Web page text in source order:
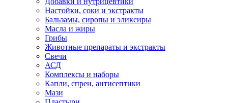
Настойки, соки и экстракты
Бальзамы, сиропы и эликсиры
Масла и жиры
Грибы
Животные препараты и экстракты
Свечи
АСД
Комплексы и наборы
Капли, спреи, антисептики
Мази